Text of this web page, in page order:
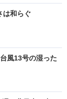
和らぐ
風13号の湿った